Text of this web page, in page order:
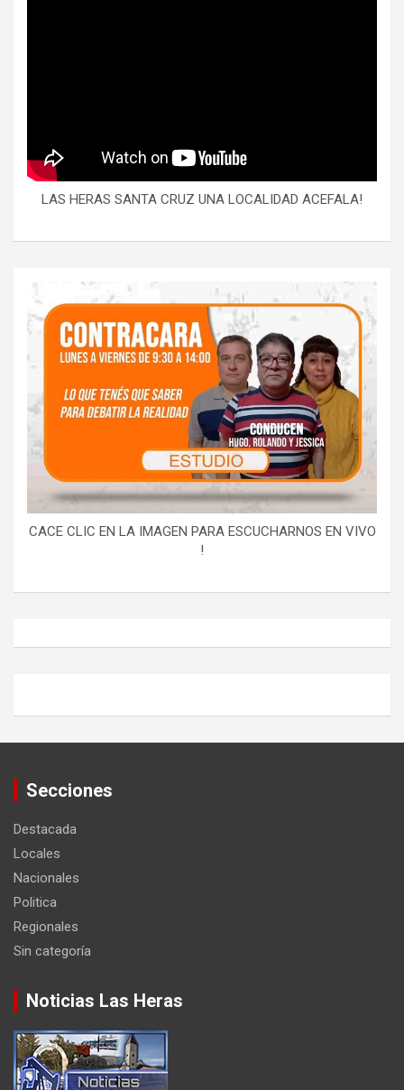
LAS HERAS SANTA CRUZ UNA LOCALIDAD ACEFALA!
CACE CLIC EN LA IMAGEN PARA ESCUCHARNOS EN VIVO
!
Secciones
Destacada
Locales
Nacionales
Politica
Regionales
Sin categoría
Noticias Las Heras